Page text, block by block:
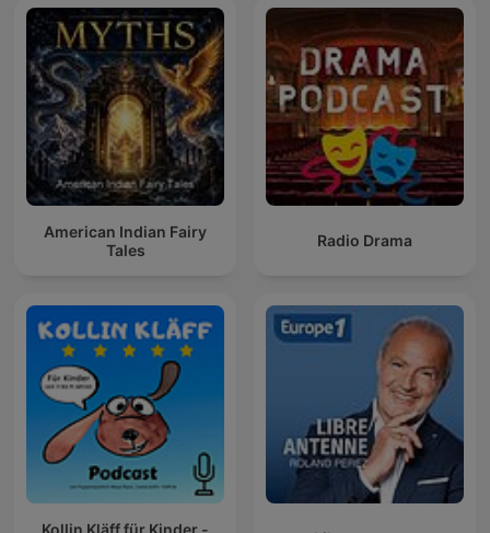
American Indian Fairy
Tales
Radio Drama
Kollin Kläff für Kinder -